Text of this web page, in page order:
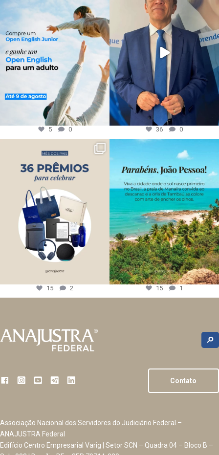
5 0 36 0
15 2 15 1
Contato
Associação Nacional dos Servidores do Judiciário Federal –
ANAJUSTRA Federal
Edifício Centro Empresarial Varig | Setor SCN – Quadra 04 – Bloco B –